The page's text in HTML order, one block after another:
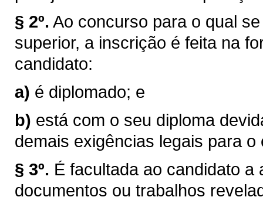
§ 2º. Ao concurso para o qual
superior, a inscrição é feita na
candidato:
a) é diplomado; e
b) está com o seu diploma
demais exigências legais para
§ 3º. É facultada ao candidato
documentos ou trabalhos